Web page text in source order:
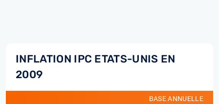
INFLATION IPC ETATS-UNIS EN
2009
BASE ANNUELLE